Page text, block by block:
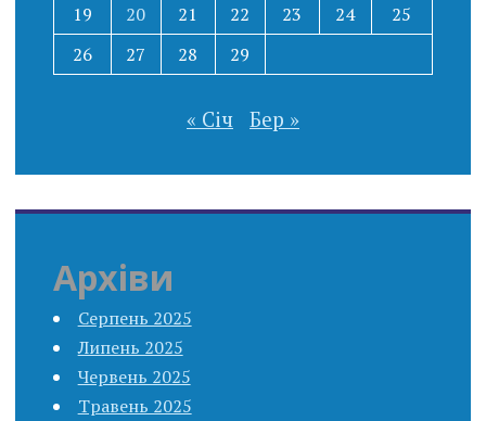
19
20 21 22 23 24
25
26
27 28 29
« Січ Бер »
Архіви
Серпень 2025
Липень 2025
Червень 2025
Травень 2025